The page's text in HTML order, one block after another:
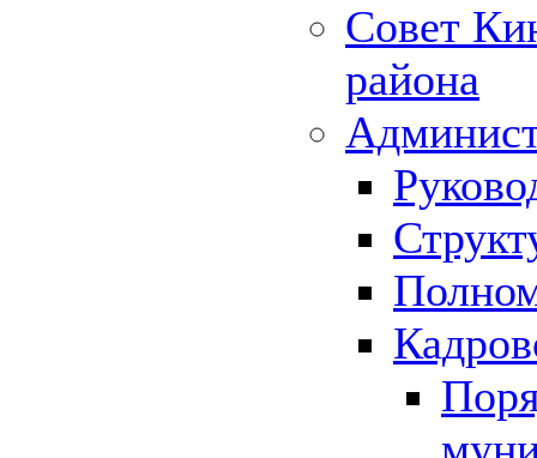
Совет
района